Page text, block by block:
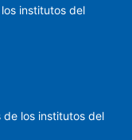
institutos del
los institutos del